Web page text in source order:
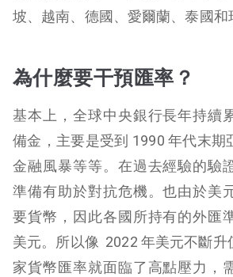
坡、越南、德國、愛爾蘭、泰國和
為什麼要干預匯率？
基本上，全球中央銀行長年持續
備金，主要是受到 1990 年代末期
金融風暴等等。在過去經驗的驗
準備有助於對抗危機。也由於美
要貨幣，因此各國所持有的外匯
美元。所以像 2022 年美元不斷升
家貨幣匯率就面臨了高點壓力，